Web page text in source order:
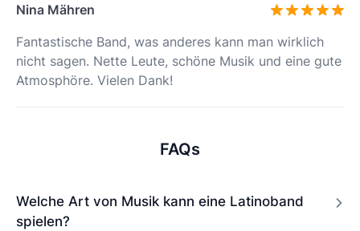
Nina Mähren
Fantastische Band, was anderes kann man wirklich
nicht sagen. Nette Leute, schöne Musik und eine gute
Atmosphöre. Vielen Dank!
FAQs
Welche Art von Musik kann eine Latinoband
spielen?